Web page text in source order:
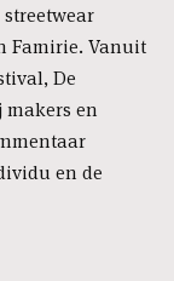
Famirie. Vanuit
De
makers en
en de